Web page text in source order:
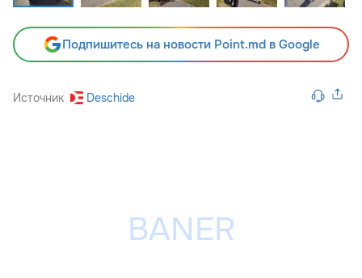
Подпишитесь на новости Point.md в Google
Источник Deschide